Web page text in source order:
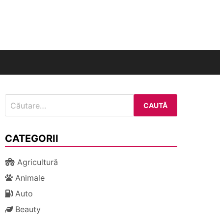
după:
CATEGORII
Agricultură
Animale
Auto
Beauty